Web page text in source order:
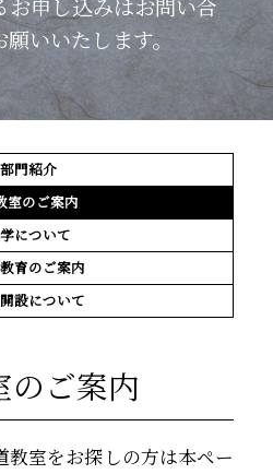
いいたします。
部門紹介
室のご案内
について
育のご案内
設について
のご案内
教室をお探しの方は本ペー